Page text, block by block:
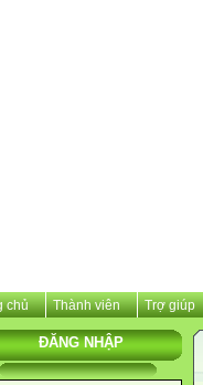
chủ Thành viên Trợ giúp
ĐĂNG NHẬP